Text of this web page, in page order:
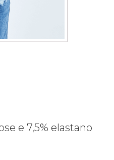
e 7,5% elastano